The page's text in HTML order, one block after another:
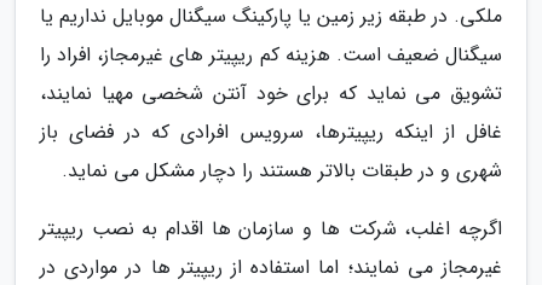
ملکی. در طبقه زیر زمین یا پارکینگ سیگنال موبایل نداریم یا
سیگنال ضعیف است. هزینه کم ریپیتر های غیرمجاز، افراد را
تشویق می نماید که برای خود آنتن شخصی مهیا نمایند،
غافل از اینکه ریپیترها، سرویس افرادی که در فضای باز
شهری و در طبقات بالاتر هستند را دچار مشکل می نماید.
اگرچه اغلب، شرکت ها و سازمان ها اقدام به نصب ریپیتر
غیرمجاز می نمایند؛ اما استفاده از ریپیتر ها در مواردی در